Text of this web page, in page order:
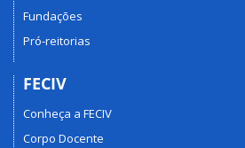
Fundações
Pró-reitorias
FECIV
Conheça a FECIV
Corpo Docente